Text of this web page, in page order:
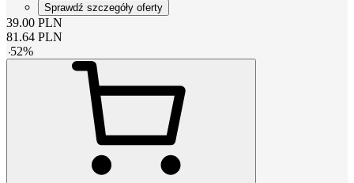
Sprawdź szczegóły oferty
39.00 PLN
81.64 PLN
-52%